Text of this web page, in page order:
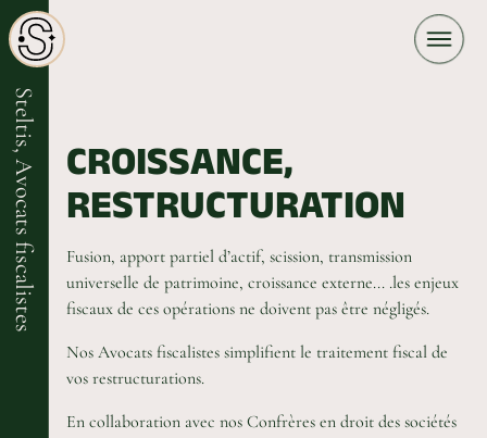
Steltis, Avocats fiscalistes
CROISSANCE,
RESTRUCTURATION
Fusion, apport partiel d’actif, scission, transmission
universelle de patrimoine, croissance externe... .les enjeux
fiscaux de ces opérations ne doivent pas être négligés.
Nos Avocats fiscalistes simplifient le traitement fiscal de
vos restructurations.
En collaboration avec nos Confrères en droit des sociétés